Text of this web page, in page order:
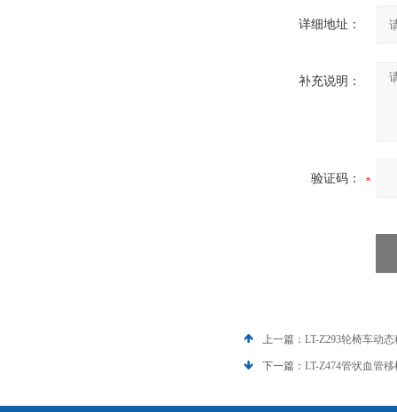
详细地址：
补充说明：
验证码：
上一篇： LT-Z293轮椅车动
下一篇： LT-Z474管状血管